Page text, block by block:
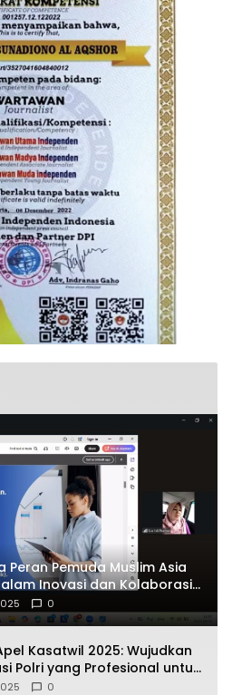
Peran Pemuda Muslim Asia
Inovasi dan Kolaborasi
0
Kasatwil 2025: Wujudkan
Polri yang Profesional untuk
0